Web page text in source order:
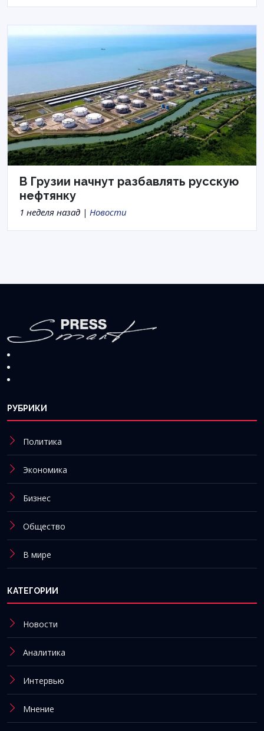
В Грузии начнут разбавлять русскую
нефтянку
1 неделя назад | Новости
РУБРИКИ
Политика
Экономика
Бизнес
Общество
В мире
КАТЕГОРИИ
Новости
Аналитика
Интервью
Мнение